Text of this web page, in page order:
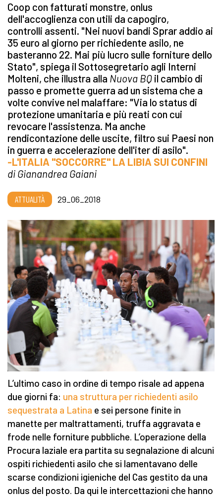
Coop con fatturati monstre, onlus
dell'accoglienza con utili da capogiro,
controlli assenti. "Nei nuovi bandi Sprar addio ai
35 euro al giorno per richiedente asilo, ne
basteranno 22. Mai più lucro sulle forniture dello
Stato", spiega il Sottosegretario agli Interni
Molteni, che illustra alla Nuova BQ il cambio di
passo e promette guerra ad un sistema che a
volte convive nel malaffare: "Via lo status di
protezione umanitaria e più reati con cui
revocare l'assistenza. Ma anche
rendicontazione delle uscite, filtro sui Paesi non
in guerra e accelerazione dell'iter di asilo".
-L'ITALIA "SOCCORRE" LA LIBIA SUI CONFINI
di Gianandrea Gaiani
ATTUALITÀ 29_06_2018
L’ultimo caso in ordine di tempo risale ad appena
due giorni fa: una struttura per richiedenti asilo
sequestrata a Latina e sei persone finite in
manette per maltrattamenti, truffa aggravata e
frode nelle forniture pubbliche. L’operazione della
Procura laziale era partita su segnalazione di alcuni
ospiti richiedenti asilo che si lamentavano delle
scarse condizioni igieniche del Cas gestito da una
onlus del posto. Da qui le intercettazioni che hanno